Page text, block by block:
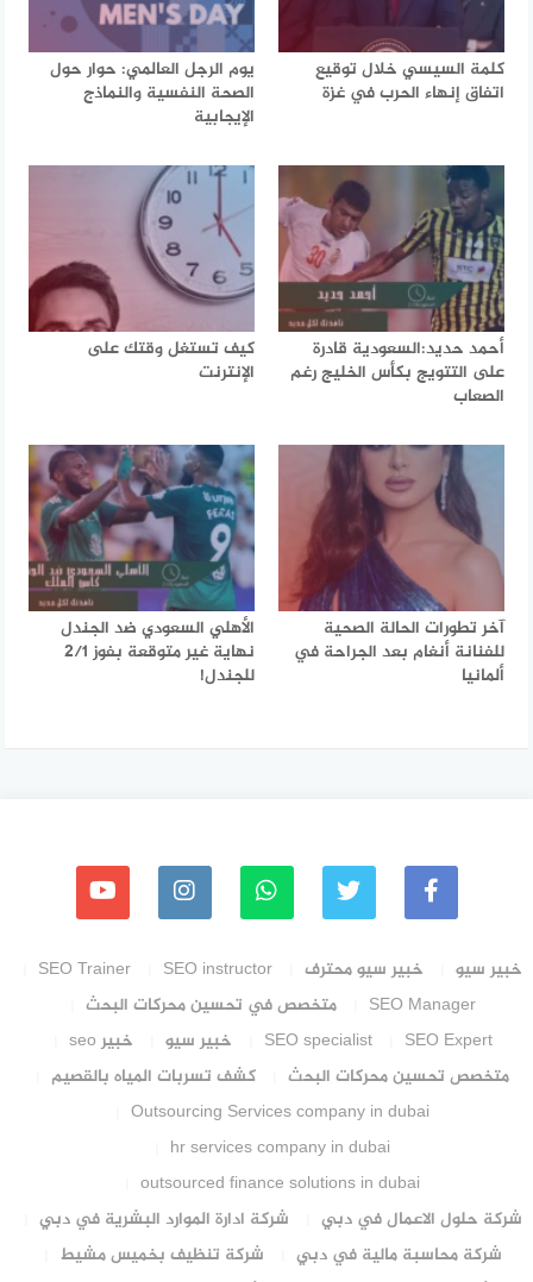
كلمة السيسي خلال توقيع
اتفاق إنهاء الحرب في غزة
يوم الرجل العالمي: حوار حول
الصحة النفسية والنماذج
الإيجابية
أحمد حديد:السعودية قادرة
على التتويج بكأس الخليج رغم
الصعاب
كيف تستغل وقتك على
الإنترنت
آخر تطورات الحالة الصحية
للفنانة أنغام بعد الجراحة في
ألمانيا
الأهلي السعودي ضد الجندل
نهاية غير متوقعة بفوز 2/1
للجندل!
خبير سيو خبير سيو محترف SEO instructor
SEO Trainer
SEO Manager
متخصص في تحسين محركات البحث
SEO Expert
SEO specialist خبير سيو
خبير seo
متخصص تحسين محركات البحث
كشف تسربات المياه بالقصيم
Outsourcing Services company in dubai
hr services company in dubai
outsourced finance solutions in dubai
شركة حلول الاعمال في دبي
شركة ادارة الموارد البشرية في دبي
شركة محاسبة مالية في دبي
شركة تنظيف بخميس مشيط